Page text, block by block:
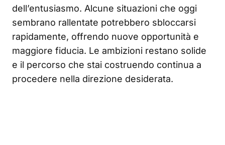
dell’entusiasmo. Alcune situazioni che oggi
sembrano rallentate potrebbero sbloccarsi
rapidamente, offrendo nuove opportunità e
maggiore fiducia. Le ambizioni restano solide
e il percorso che stai costruendo continua a
procedere nella direzione desiderata.